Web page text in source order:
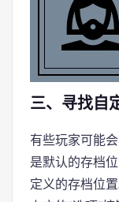
三、寻找自
有些玩家可能
是默认的存档
定义的存档位